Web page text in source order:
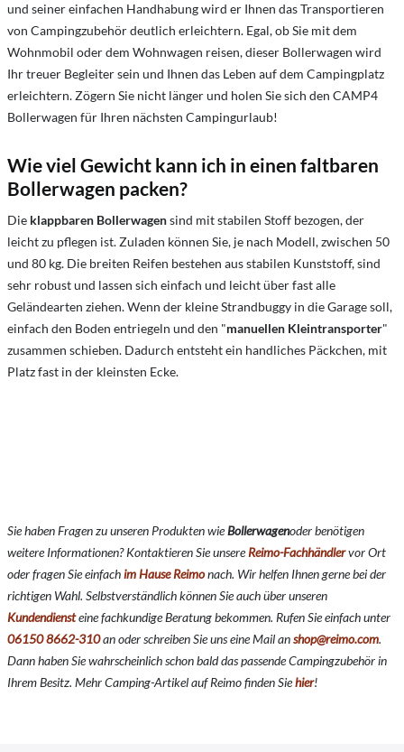
und seiner einfachen Handhabung wird er Ihnen das Transportieren
von Campingzubehör deutlich erleichtern. Egal, ob Sie mit dem
Wohnmobil oder dem Wohnwagen reisen, dieser Bollerwagen wird
Ihr treuer Begleiter sein und Ihnen das Leben auf dem Campingplatz
erleichtern. Zögern Sie nicht länger und holen Sie sich den CAMP4
Bollerwagen für Ihren nächsten Campingurlaub!
Wie viel Gewicht kann ich in einen faltbaren
Bollerwagen packen?
Die klappbaren Bollerwagensind mit stabilen Stoff bezogen, der
leicht zu pflegen ist. Zuladen können Sie, je nach Modell, zwischen 50
und 80 kg. Die breiten Reifen bestehen aus stabilen Kunststoff, sind
sehr robust und lassen sich einfach und leicht über fast alle
Geländearten ziehen. Wenn der kleine Strandbuggy in die Garage soll,
einfach den Boden entriegeln und den "manuellen Kleintransporter"
zusammen schieben. Dadurch entsteht ein handliches Päckchen, mit
Platz fast in der kleinsten Ecke.
Sie haben Fragen zu unseren Produkten wieBollerwagenoder benötigen
weitere Informationen? Kontaktieren Sie unsereReimo-Fachhändlervor Ort
oder fragen Sie einfachim Hause Reimonach. Wir helfen Ihnen gerne bei der
richtigen Wahl. Selbstverständlich können Sie auch über unseren
Kundendiensteine fachkundige Beratung bekommen. Rufen Sie einfach unter
06150 8662-310an oder schreiben Sie uns eine Mail anshop@reimo.com.
Dann haben Sie wahrscheinlich schon bald das passende Campingzubehör in
Ihrem Besitz. Mehr Camping-Artikel auf Reimo finden Siehier!